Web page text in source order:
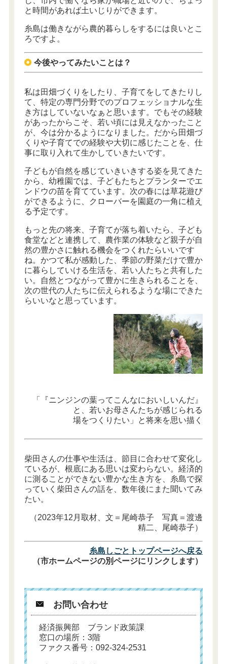
と時間があれば土いじりができます。
糸島は働きながら農的暮らしをするには良いとこ
ろですよ。
今後やってみたいことは？
私は田畑づくりをしたり、子育てをしてきたりし
て、特定の専門分野でのプロフェッショナルな生
き方はしていないなぁと思います。でもその経験
があったからこそ、若い頃には見えなかったこと
が、今は分かるようになりました。だから田畑づ
くりや子育てでの経験や大切に感じたことを、仕
事に取り入れて生かしていきたいです。
子どもが自然を感じていきいきする姿を見てきた
から、幼稚園では、子どもたちとプランターでエ
ンドウの苗を育てています。次の春には草花遊び
ができるように、クローバーを園庭の一角に植え
る予定です。
もっと先の将来、子育てが落ち着いたら、子ども
食堂などと連携して、農作業の体験など親子が自
然の豊かさに触れる機会をつくれたらいいです
ね。かつて私が感動した、季節の野菜だけで豊か
に暮らしていける生活を、若い人たちと共有した
い。自然とつながって豊かに生きられることを、
次の世代の人たちに伝えられるような場にできた
らいいなと思っています。
「『ニンジンの葉ってこんなにおいしいんだ』
と、若いお母さんたちが感じられる
場をつくりたい」と将来を思い描く
柴田さんの仕事や生活は、節目に合わせて変化し
ているが、根底にある思いは変わらない。経済的
に測ることができない豊かな生き方を、糸島で探
っていく柴田さんの話を、数年後にまた聞いてみ
たい。
（2023年12月取材、文＝尾崎恭子 写真＝渡邊
精二、尾崎恭子）
糸島しごとトップページへ戻る
（市ホームページの別ページにリンクします）
お問い合わせ
経済振興部 ブランド政策課
窓口の場所：3階
ファクス番号：092-324-2531